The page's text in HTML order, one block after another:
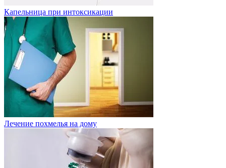
Капельница при интоксикации
Лечение похмелья на дому